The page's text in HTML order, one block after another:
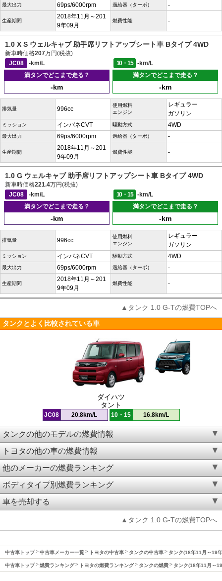
最大出力 69ps/6000rpm 過給器（ターボ） -
生産期間
2018年11月～201
9年09月
燃費性能 -
1.0 X S ウェルキャブ 助手席リフトアップシート車 Bタイプ 4WD
新車時価格207万円(税抜)
JC08
-km/L 10・15
-km/L
満タンでどこまで走る？
-km
満タンでどこまで走る？
-km
排気量 996cc
使用燃料
エンジン
レギュラー
ガソリン
ミッション インパネCVT 駆動方式 4WD
最大出力 69ps/6000rpm 過給器（ターボ） -
生産期間
2018年11月～201
9年09月
燃費性能 -
1.0 G ウェルキャブ 助手席リフトアップシート車 Bタイプ 4WD
新車時価格221.4万円(税抜)
JC08
-km/L 10・15
-km/L
満タンでどこまで走る？
-km
満タンでどこまで走る？
-km
排気量 996cc
使用燃料
エンジン
レギュラー
ガソリン
ミッション インパネCVT 駆動方式 4WD
最大出力 69ps/6000rpm 過給器（ターボ） -
生産期間
2018年11月～201
9年09月
燃費性能 -
▲タンク 1.0 G-Tの燃費TOPへ
タンクとよく比較されている車
ダイハツ
タント
JC08 20.8km/L 10・15 16.8km/L
タンクの他のモデルの燃費情報
トヨタの他の車の燃費情報
他のメーカーの燃費ランキング
ボディタイプ別燃費ランキング
車を売却する
▲タンク 1.0 G-Tの燃費TOPへ
中古車トップ 中古車メーカー一覧 トヨタの中古車 タンクの中古車 タンク(18年11月～19
中古車トップ 燃費ランキング トヨタの燃費ランキング タンクの燃費 タンク(18年11月～